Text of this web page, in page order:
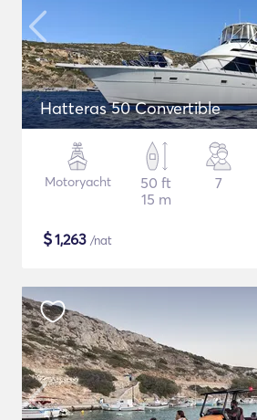
Hatteras 50 Convertible
Motoryacht
50 ft
15 m
7
$1,263 /nat